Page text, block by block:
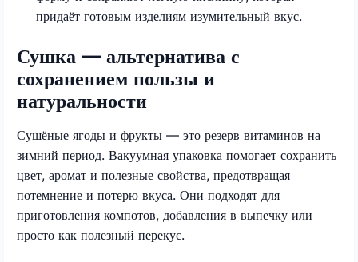
придаёт готовым изделиям изумительный вкус.
Сушка — альтернатива с
сохранением пользы и
натуральности
Сушёные ягоды и фрукты — это резерв витаминов на
зимний период. Вакуумная упаковка помогает сохранить
цвет, аромат и полезные свойства, предотвращая
потемнение и потерю вкуса. Они подходят для
приготовления компотов, добавления в выпечку или
просто как полезный перекус.